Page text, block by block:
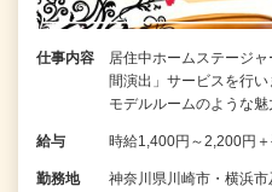
仕事内容
居住中ホームステージ
間演出」サービスを行い
モデルルームのような
給与 時給1,400円～2,200円＋
勤務地 神奈川県川崎市・横浜